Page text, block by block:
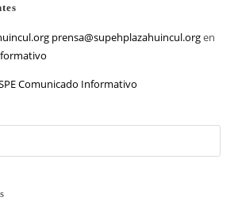
prensa@supehplazahuincul.orgen
Comunicado Informativo